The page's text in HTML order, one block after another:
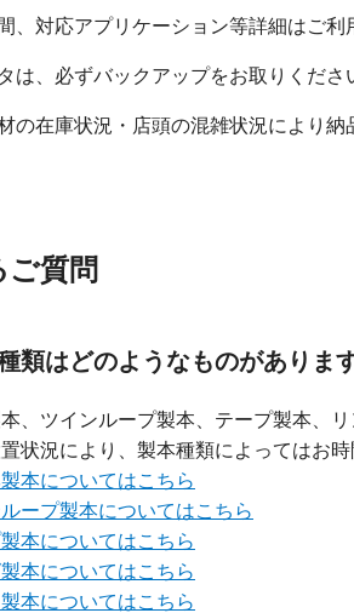
、対応アプリケーション等詳細はご利
は、必ずバックアップをお取りくださ
の在庫状況・店頭の混雑状況により
ご質問
類はどのようなものがありま
、ツインループ製本、テープ製本、
状況により、製本種類によってはお時
本についてはこちら
ープ製本についてはこちら
本についてはこちら
本についてはこちら
本についてはこちら